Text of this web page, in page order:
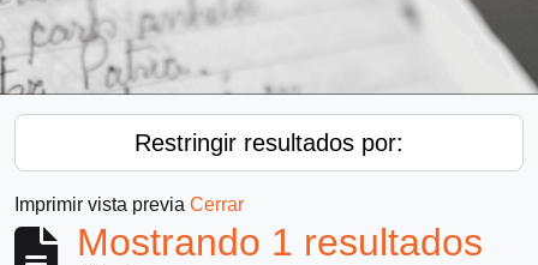
Restringir resultados por:
Imprimir vista previa Cerrar
Mostrando 1 resultados